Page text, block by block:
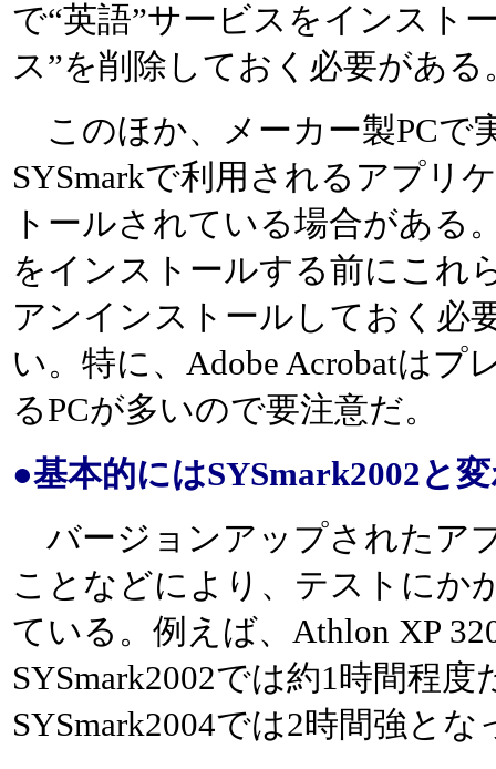
で“英語”サービスをインスト
ス”を削除しておく必要がある
このほか、メーカー製PCで
SYSmarkで利用されるアプリ
トールされている場合がある
をインストールする前にこれ
アンインストールしておく必
い。特に、Adobe Acrobatは
るPCが多いので要注意だ。
●基本的にはSYSmark2002と
バージョンアップされたア
ことなどにより、テストにか
ている。例えば、Athlon XP
SYSmark2002では約1時間程
SYSmark2004では2時間強と